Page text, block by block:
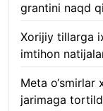
grantini naqd
Xorijiy tillarga
imtihon
Meta o‘smirlar
jarimaga